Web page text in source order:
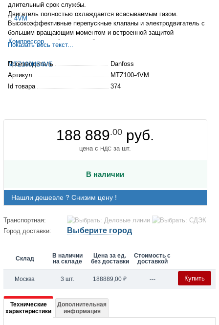
длительный срок службы.
Двигатель полностью охлаждается всасываемым газом.
Высокоэффективные перепускные клапаны и электродвигатель с
большим вращающим моментом и встроенной защитой
гарантируют стабильную работу на протяжении всего срока
Снижена опасность гидроудара за счёт большого внутреннего
объема
Высокий коэффициент сжатия (до 1:12)
Пригоден для установки в централи,поставляется
Показать весь текст...
Производитель
Danfoss
Артикул
MTZ100-4VM
Id товара
374
188 889.00 руб.
цена с НДС за шт.
В наличии
Нашли дешевле ? Снизим цену !
Транспортная:
Город доставки:
Выберите город
Склад
В наличии
на складе
Цена за ед.
без доставки
Стоимость с
доставкой
Москва 3 шт. 188889,00 ₽ --- Купить
Подробная
информация
Технические
характеристики
Дополнительная
информация